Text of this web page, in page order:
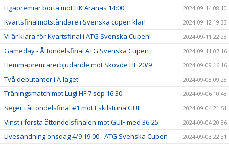
Ligapremiär borta mot HK Aranäs 14:00 2024-09-14 08:10
Kvartsfinalmotståndare i Svenska cupen klar! 2024-09-12 19:33
Vi är klara för Kvartsfinal i ATG Svenska Cupen! 2024-09-11 22:28
Gameday - Åttondelsfinal ATG Svenska Cupen 2024-09-11 07:16
Hemmapremiärerbjudande mot Skövde HF 20/9 2024-09-09 16:16
Två debutanter i A-laget! 2024-09-08 09:28
Träningsmatch mot Lugi HF 7 sep 16:30 2024-09-06 10:48
Seger i åttondelsfinal #1 mot Eskilstuna GUIF 2024-09-04 21:51
Vinst i första åttondelsfinalen mot GUIF med 36-25 2024-09-04 20:36
Livesändning onsdag 4/9 19:00 - ATG Svenska Cupen 2024-09-03 22:31